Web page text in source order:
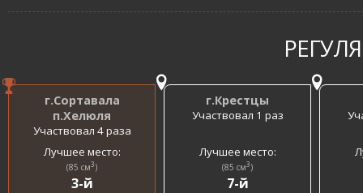
г.Сортавала
п.Хелюля
Участвовал 4 раза
Лучшее место:
(85 см3)
3-й
г.Крестцы
Участвовал 1 раз
Лучшее место:
(85 см3)
7-й